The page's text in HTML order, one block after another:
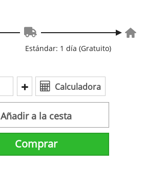
Estándar: 1 día (Gratuito)
Calculadora
Añadir a la cesta
Comprar